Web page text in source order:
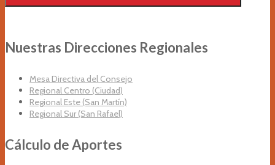
Nuestras Direcciones Regionales
Mesa Directiva del Consejo
Regional Centro (Ciudad)
Regional Este (San Martín)
Regional Sur (San Rafael)
Cálculo de Aportes